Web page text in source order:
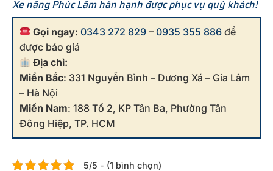
Xe nâng Phúc Lâm hân hạnh được phục vụ quý khách!
Gọi ngay: 0343 272 829 –0935 355 886 để
được báo giá
Địa chỉ:
Miền Bắc: 331 Nguyễn Bình – Dương Xá – Gia Lâm
– Hà Nội
Miền Nam: 188 Tổ 2, KP Tân Ba, Phường Tân
Đông Hiệp, TP. HCM
5/5 - (1 bình chọn)